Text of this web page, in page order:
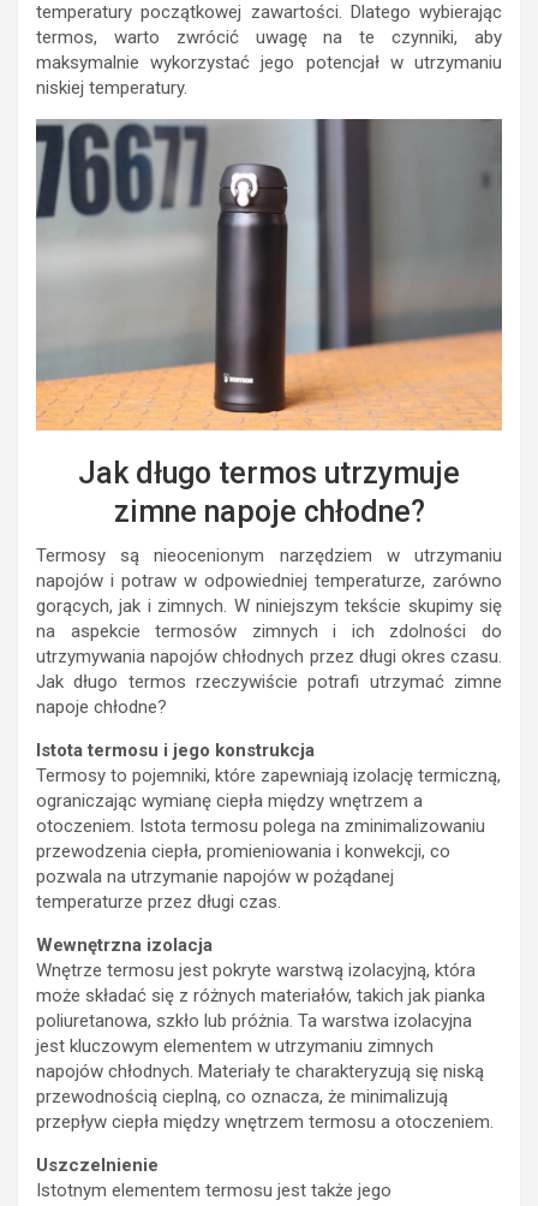
temperatury początkowej zawartości. Dlatego wybierając
termos, warto zwrócić uwagę na te czynniki, aby
maksymalnie wykorzystać jego potencjał w utrzymaniu
niskiej temperatury.
Jak długo termos utrzymuje
zimne napoje chłodne?
Termosy są nieocenionym narzędziem w utrzymaniu
napojów i potraw w odpowiedniej temperaturze, zarówno
gorących, jak i zimnych. W niniejszym tekście skupimy się
na aspekcie termosów zimnych i ich zdolności do
utrzymywania napojów chłodnych przez długi okres czasu.
Jak długo termos rzeczywiście potrafi utrzymać zimne
napoje chłodne?
Istota termosu i jego konstrukcja
Termosy to pojemniki, które zapewniają izolację termiczną,
ograniczając wymianę ciepła między wnętrzem a
otoczeniem. Istota termosu polega na zminimalizowaniu
przewodzenia ciepła, promieniowania i konwekcji, co
pozwala na utrzymanie napojów w pożądanej
temperaturze przez długi czas.
Wewnętrzna izolacja
Wnętrze termosu jest pokryte warstwą izolacyjną, która
może składać się z różnych materiałów, takich jak pianka
poliuretanowa, szkło lub próżnia. Ta warstwa izolacyjna
jest kluczowym elementem w utrzymaniu zimnych
napojów chłodnych. Materiały te charakteryzują się niską
przewodnością cieplną, co oznacza, że ​​minimalizują
przepływ ciepła między wnętrzem termosu a otoczeniem.
Uszczelnienie
Istotnym elementem termosu jest także jego